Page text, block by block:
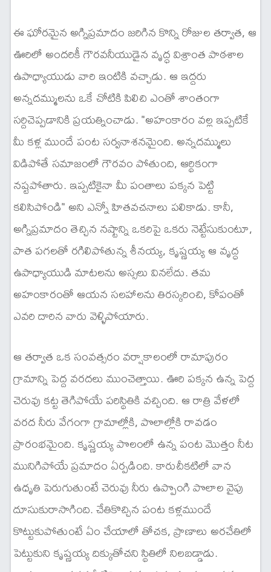
ఈ ఘోరమైన అగ్నిప్రమాదం జరిగిన కొన్ని రోజుల తర్వాత, ఆ
ఊరిలో అందరికీ గౌరవనీయుడైన వృద్ధ విశ్రాంత పాఠశాల
ఉపాధ్యాయుడు వారి ఇంటికి వచ్చాడు. ఆ ఇద్దరు
అన్నదమ్ములను ఒకే చోటికి పిలిచి ఎంతో శాంతంగా
సర్దిచెప్పడానికి ప్రయత్నించాడు. "అహంకారం వల్ల ఇప్పటికే
మీ కళ్ల ముందే పంట సర్వనాశనమైంది. అన్నదమ్ములు
విడిపోతే సమాజంలో గౌరవం పోతుంది, ఆర్థికంగా
నష్టపోతారు. ఇప్పటికైనా మీ పంతాలు పక్కన పెట్టి
కలిసిపోండి" అని ఎన్నో హితవచనాలు పలికాడు. కానీ,
అగ్నిప్రమాదం తెచ్చిన నష్టాన్ని ఒకరిపై ఒకరు నెట్టేసుకుంటూ,
పాత పగలతో రగిలిపోతున్న శీనయ్య, కృష్ణయ్య ఆ వృద్ధ
ఉపాధ్యాయుడి మాటలను అస్సలు వినలేదు. తమ
అహంకారంతో ఆయన సలహాలను తిరస్కరించి, కోపంతో
ఎవరి దారిన వారు వెళ్ళిపోయారు.
ఆ తర్వాత ఒక సంవత్సరం వర్షాకాలంలో రామాపురం
గ్రామాన్ని పెద్ద వరదలు ముంచెత్తాయి. ఊరి పక్కన ఉన్న పెద్ద
చెరువు కట్ట తెగిపోయే పరిస్థితికి వచ్చింది. ఆ రాత్రి వేళలో
వరద నీరు వేగంగా గ్రామాల్లోకి, పొలాల్లోకి రావడం
ప్రారంభమైంది. కృష్ణయ్య పొలంలో ఉన్న పంట మొత్తం నీట
మునిగిపోయే ప్రమాదం ఏర్పడింది. కారుచీకటిలో వాన
ఉధృతి పెరుగుతుంటే చెరువు నీరు ఉప్పొంగి పొలాల వైపు
దూసుకురాసాగింది. చేతికొచ్చిన పంట కళ్లముందే
కొట్టుకుపోతుంటే ఏం చేయాలో తోచక, ప్రాణాలు అరచేతిలో
పెట్టుకుని కృష్ణయ్య దిక్కుతోచని స్థితిలో నిలబడ్డాడు.